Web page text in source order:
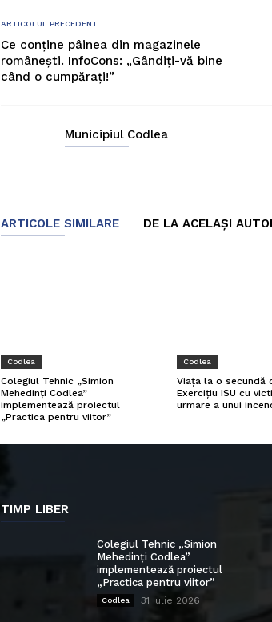
ARTICOLUL PRECEDENT
Ce conține pâinea din magazinele
românești. InfoCons: „Gândiți-vă bine
când o cumpărați!”
Municipiul Codlea
ARTICOLE SIMILARE DE LA ACELAȘI
Codlea
Colegiul Tehnic „Simion
Mehedinți Codlea”
implementează proiectul
„Practica pentru viitor”
Codlea
Viața la o secundă
Exercițiu ISU cu
urmare a unui
TIMP LIBER
Colegiul Tehnic „Simion
Mehedinți Codlea”
implementează proiectul
„Practica pentru viitor”
Codlea 31 iulie 2026